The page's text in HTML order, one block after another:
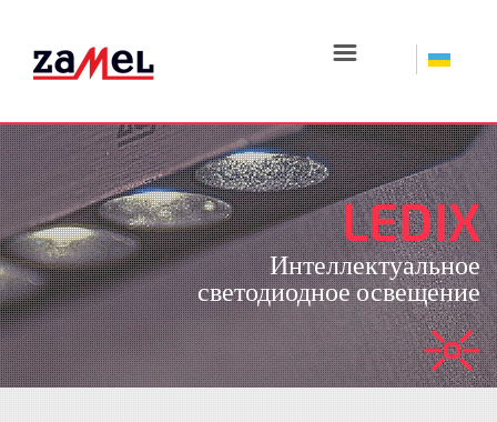
☰
LEDIX
Интеллектуальное
светодиодное освещение